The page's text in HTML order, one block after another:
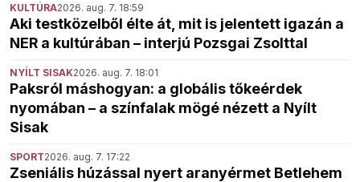
KULTÚRA2026. aug. 7. 18:59
Aki testközelből élte át, mit is jelentett igazán a
NER a kultúrában – interjú Pozsgai Zsolttal
NYÍLT SISAK2026. aug. 7. 18:01
Paksról máshogyan: a globális tőkeérdek
nyomában – a színfalak mögé nézett a Nyílt
Sisak
SPORT2026. aug. 7. 17:22
Zseniális húzással nyert aranyérmet Betlehem